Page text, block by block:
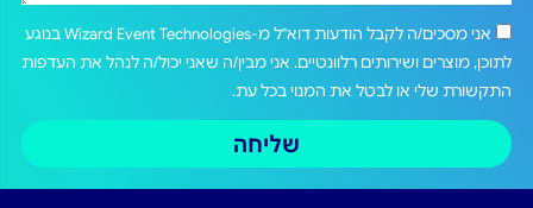
אני מסכים/ה לקבל הודעות דוא"ל מ-Wizard Event Technologies בנוגע
לתוכן, מוצרים ושירותים רלוונטיים. אני מבין/ה שאני יכול/ה לנהל את העדפות
התקשורת שלי או לבטל את המנוי בכל עת.
שליחה